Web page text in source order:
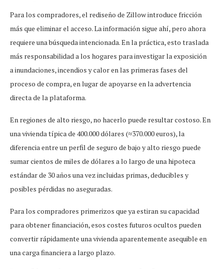
Para los compradores, el rediseño de Zillow introduce fricción
más que eliminar el acceso. La información sigue ahí, pero ahora
requiere una búsqueda intencionada. En la práctica, esto traslada
más responsabilidad a los hogares para investigar la exposición
a inundaciones, incendios y calor en las primeras fases del
proceso de compra, en lugar de apoyarse en la advertencia
directa de la plataforma.
En regiones de alto riesgo, no hacerlo puede resultar costoso. En
una vivienda típica de 400.000 dólares (≈370.000 euros), la
diferencia entre un perfil de seguro de bajo y alto riesgo puede
sumar cientos de miles de dólares a lo largo de una hipoteca
estándar de 30 años una vez incluidas primas, deducibles y
posibles pérdidas no aseguradas.
Para los compradores primerizos que ya estiran su capacidad
para obtener financiación, esos costes futuros ocultos pueden
convertir rápidamente una vivienda aparentemente asequible en
una carga financiera a largo plazo.